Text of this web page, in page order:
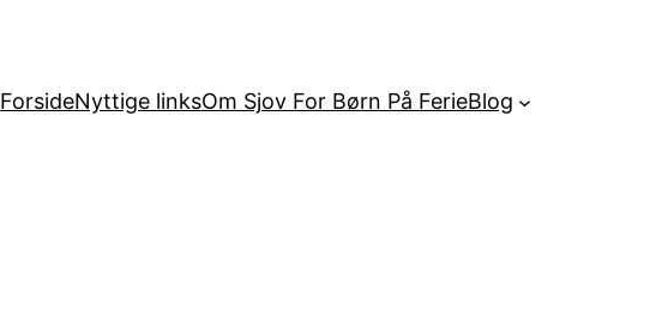
ForsideNyttige linksOm Sjov For Børn På FerieBlog